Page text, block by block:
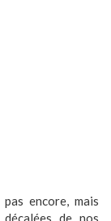
encore, mais